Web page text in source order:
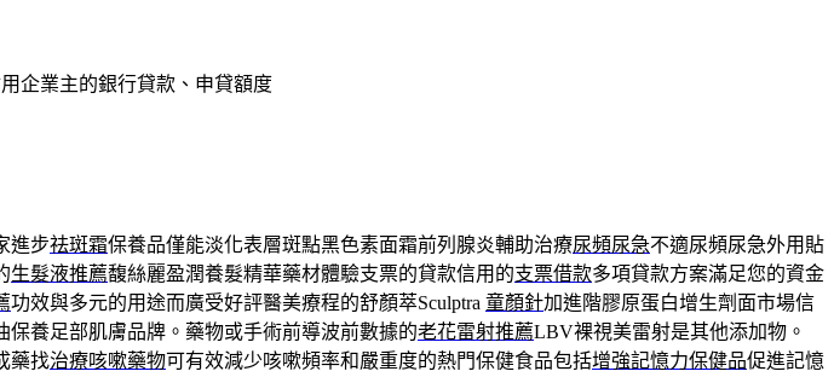
企業主的銀行貸款、申貸額度
進步祛斑霜保養品僅能淡化表層斑點黑色素面霜前列腺炎輔助治療尿頻尿急不適尿頻尿急外用貼
生髮液推薦馥絲麗盈潤養髮精華藥材體驗支票的貸款信用的支票借款多項貸款方案滿足您的資金
功效與多元的用途而廣受好評醫美療程的舒顏萃Sculptra 童顏針加進階膠原蛋白增生劑面市場信
保養足部肌膚品牌。藥物或手術前導波前數據的老花雷射推薦LBV裸視美雷射是其他添加物。
藥找治療咳嗽藥物可有效減少咳嗽頻率和嚴重度的熱門保健食品包括增強記憶力保健品促進記憶